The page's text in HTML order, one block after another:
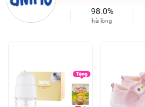
98.0%
hài lòng